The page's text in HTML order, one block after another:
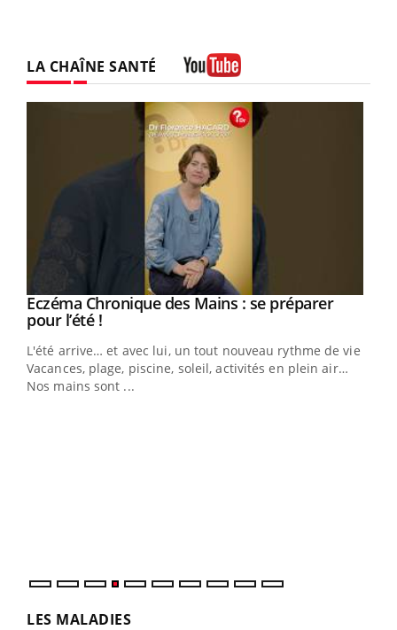
LA CHAÎNE SANTÉ
Youtube
Eczéma Chronique des Mains : se préparer
pour l’été !Youtube
L'été arrive… et avec lui, un tout nouveau rythme de vie !
Vacances, plage, piscine, soleil, activités en plein air…
Nos mains sont ...
LES MALADIES